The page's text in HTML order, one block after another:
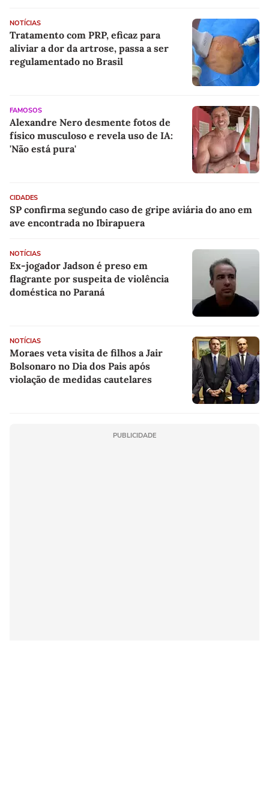
NOTÍCIAS
Tratamento com PRP, eficaz para
aliviar a dor da artrose, passa a ser
regulamentado no Brasil
FAMOSOS
Alexandre Nero desmente fotos de
físico musculoso e revela uso de IA:
'Não está pura'
CIDADES
SP confirma segundo caso de gripe aviária do ano em
ave encontrada no Ibirapuera
NOTÍCIAS
Ex-jogador Jadson é preso em
flagrante por suspeita de violência
doméstica no Paraná
NOTÍCIAS
Moraes veta visita de filhos a Jair
Bolsonaro no Dia dos Pais após
violação de medidas cautelares
PUBLICIDADE